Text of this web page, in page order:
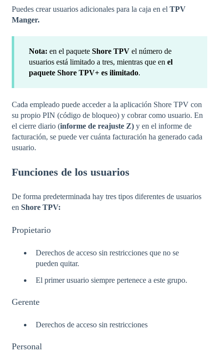
Puedes crear usuarios adicionales para la caja en el TPV
Manger.
Nota: en el paquete Shore TPV el número de
usuarios está limitado a tres, mientras que en el
paquete Shore TPV+ es ilimitado.
Cada empleado puede acceder a la aplicación Shore TPV con
su propio PIN (código de bloqueo) y cobrar como usuario. En
el cierre diario (informe de reajuste Z) y en el informe de
facturación, se puede ver cuánta facturación ha generado cada
usuario.
Funciones de los usuarios
De forma predeterminada hay tres tipos diferentes de usuarios
en Shore TPV:
Propietario
Derechos de acceso sin restricciones que no se
pueden quitar.
El primer usuario siempre pertenece a este grupo.
Gerente
Derechos de acceso sin restricciones
Personal